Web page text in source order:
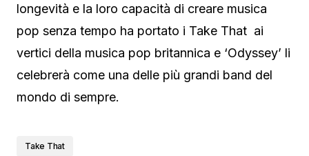
longevità e la loro capacità di creare musica
pop senza tempo ha portato i Take That ai
vertici della musica pop britannica e ‘Odyssey’ li
celebrerà come una delle più grandi band del
mondo di sempre.
Take That